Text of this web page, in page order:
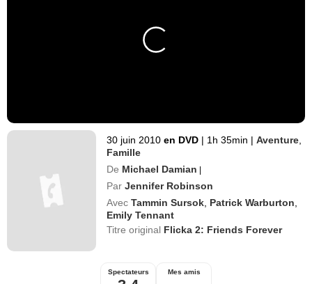
30 juin 2010 en DVD | 1h 35min | Aventure
Famille
De Michael Damian |
Par Jennifer Robinson
Avec Tammin Sursok Patrick Warburton
Emily Tennant
Titre original Flicka 2: Friends Forever
Spectateurs Mes amis